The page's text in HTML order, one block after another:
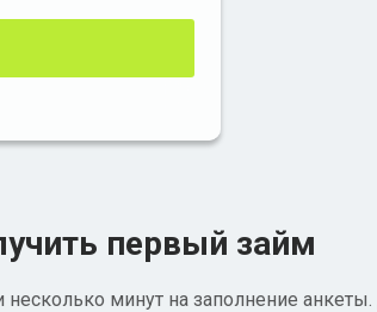
первый займ
минут на заполнение